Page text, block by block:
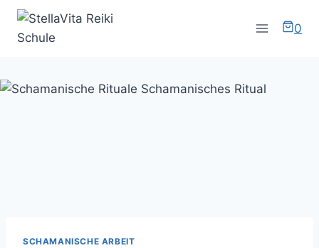
Zum
springen
0
SCHAMANISCHE ARBEIT